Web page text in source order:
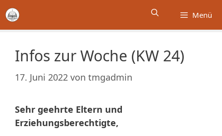
Zum
Inhalt
springen
Menü
Infos zur Woche (KW 24)
17. Juni 2022 von tmgadmin
Sehr geehrte Eltern und
Erziehungsberechtigte,